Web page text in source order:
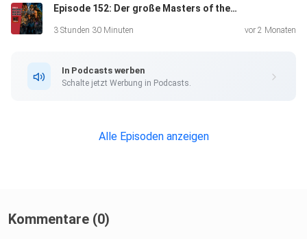
Episode 152: Der große Masters of the Universe-Filmtalk
3 Stunden 30 Minuten vor 2 Monaten
In Podcasts werben
Schalte jetzt Werbung in Podcasts.
Alle Episoden anzeigen
Kommentare (0)